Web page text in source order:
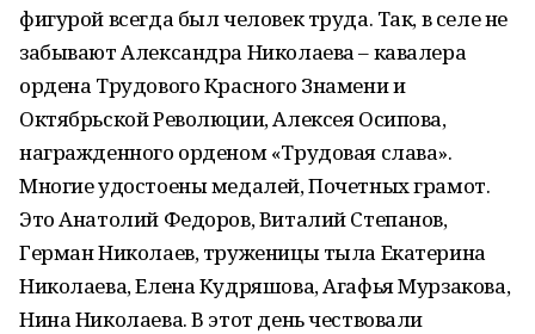
фигурой всегда был человек труда. Так, в селе не
забывают Александра Николаева – кавалера
ордена Трудового Красного Знамени и
Октябрьской Революции, Алексея Осипова,
награжденного орденом «Трудовая слава».
Многие удостоены медалей, Почетных грамот.
Это Анатолий Федоров, Виталий Степанов,
Герман Николаев, труженицы тыла Екатерина
Николаева, Елена Кудряшова, Агафья Мурзакова,
Нина Николаева. В этот день чествовали